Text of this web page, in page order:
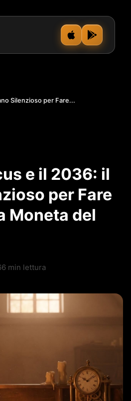
Silenzioso per Fare...
e il 2036: il
per Fare
Moneta del
6 min lettura